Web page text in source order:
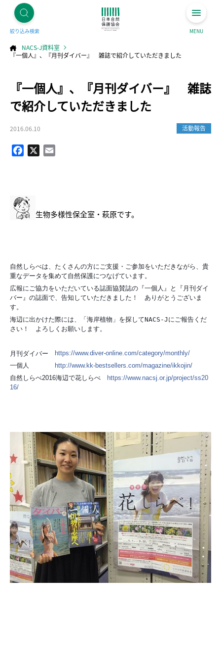
絞り込み検索 MENU
NACS-J資料室
『一個人』、『月刊ダイバー』 雑誌で紹介していただきました
『一個人』、『月刊ダイバー』 雑誌
で紹介していただきました
2016.06.10 活動報告
Facebook
生物多様性保全室・萩原です。
自然しらべは、たくさんの方にご支援・ご参加をいただきながら、貴
重なデータを集めて自然保護につなげています。
広報にご協力をいただいている誌面協賛誌の『一個人 』 と 『 月刊ダイ
バー 』 の誌面で、告知していただきました！ ありがとうございま
す。
海辺に出かけた際には、「海岸植物」を探してNACS-Jにご報告くだ
さい！ よろしくお願いします。
月刊ダイバー
https://www.diver-online.com/category/monthly/
一個人
http://www.kk-bestsellers.com/magazine/ikkojin/
自然しらべ2016海辺で花しらべ
https://www.nacsj.or.jp/project/ss20
16/